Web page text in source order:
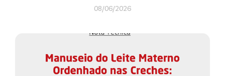
08/06/2026